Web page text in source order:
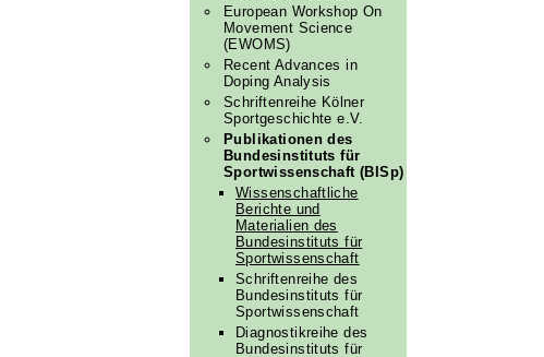
European Workshop On
Movement Science
(EWOMS)
Recent Advances in
Doping Analysis
Schriftenreihe Kölner
Sportgeschichte e.V.
Publikationen des
Bundesinstituts für
Sportwissenschaft (BISp)
Wissenschaftliche
Berichte und
Materialien des
Bundesinstituts für
Sportwissenschaft
Schriftenreihe des
Bundesinstituts für
Sportwissenschaft
Diagnostikreihe des
Bundesinstituts für